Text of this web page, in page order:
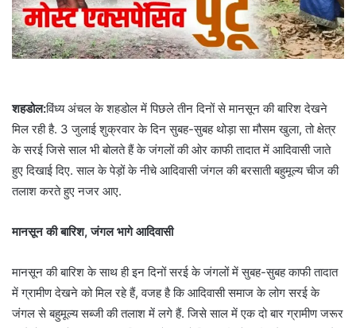
शहडोल:विंध्य अंचल के शहडोल में पिछले तीन दिनों से मानसून की बारिश देखने
मिल रही है. 3 जुलाई शुक्रवार के दिन सुबह-सुबह थोड़ा सा मौसम खुला, तो क्षेत्र
के सरई जिसे साल भी बोलते हैं के जंगलों की ओर काफी तादात में आदिवासी जाते
हुए दिखाई दिए. साल के पेड़ों के नीचे आदिवासी जंगल की बरसाती बहुमूल्य चीज की
तलाश करते हुए नजर आए.
मानसून की बारिश, जंगल भागे आदिवासी
मानसून की बारिश के साथ ही इन दिनों सरई के जंगलों में सुबह-सुबह काफी तादात
में ग्रामीण देखने को मिल रहे हैं, वजह है कि आदिवासी समाज के लोग सरई के
जंगल से बहुमूल्य सब्जी की तलाश में लगे हैं. जिसे साल में एक दो बार ग्रामीण जरूर